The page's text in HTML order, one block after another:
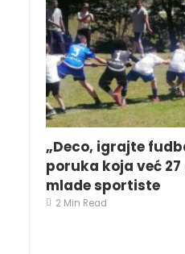
„Deco, igrajte
poruka koja već
mlade sportiste
2 Min Read